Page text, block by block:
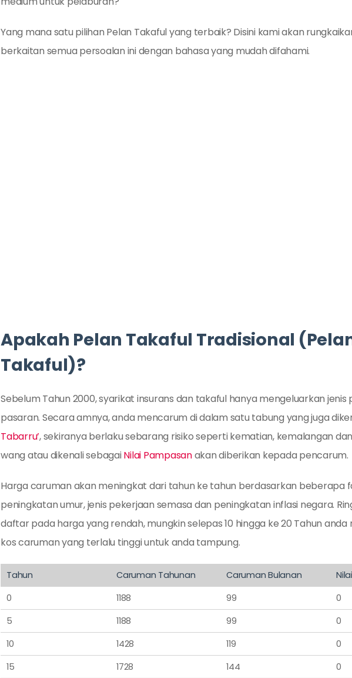
Yang mana satu pilihan Pelan Takaful yang terbaik? Disini kami akan
berkaitan semua persoalan ini dengan bahasa yang mudah difahami.
Apakah Pelan Takaful Tradisional
Takaful)?
Sebelum Tahun 2000, syarikat insurans dan takaful hanya mengeluarkan jenis
pasaran. Secara amnya, anda mencarum di dalam satu tabung yang juga
Tabarru’, sekiranya berlaku sebarang risiko seperti kematian, kemalangan
wang atau dikenali sebagaiNilai Pampasanakan diberikan kepada pencarum.
Harga caruman akan meningkat dari tahun ke tahun berdasarkan beberapa
peningkatan umur, jenis pekerjaan semasa dan peningkatan inflasi negara.
daftar pada harga yang rendah, mungkin selepas 10 hingga ke 20 Tahun
kos caruman yang terlalu tinggi untuk anda tampung.
Tahun Caruman Tahunan Caruman Bulanan
0
1188 99
0
5
1188 99
0
10
1428 119
0
15
1728 144
0